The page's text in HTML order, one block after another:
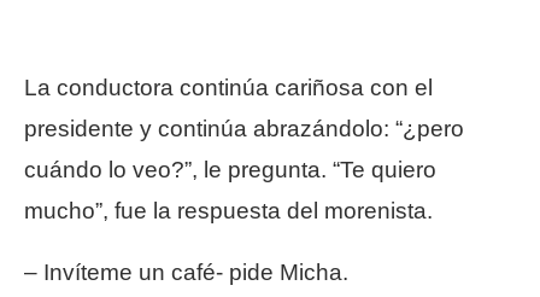
La conductora continúa cariñosa con el
presidente y continúa abrazándolo: “¿pero
cuándo lo veo?”, le pregunta. “Te quiero
mucho”, fue la respuesta del morenista.
– Invíteme un café- pide Micha.